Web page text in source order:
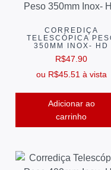
CORREDIÇA
TELESCÓPICA
350MM INOX- HD
R$47.90
ou R$45.51 à vista
Adicionar ao
carrinho